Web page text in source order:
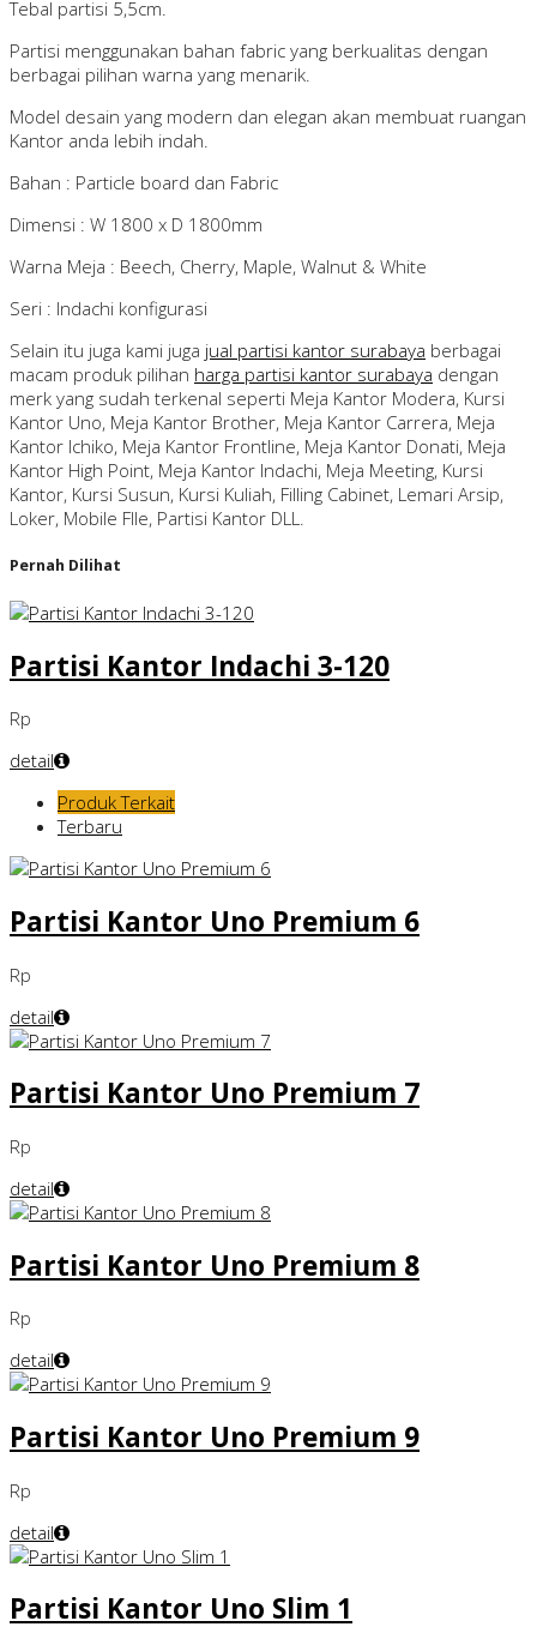
Tebal partisi 5,5cm.
Partisi menggunakan bahan fabric yang berkualitas dengan
berbagai pilihan warna yang menarik.
Model desain yang modern dan elegan akan membuat ruangan
Kantor anda lebih indah.
Bahan : Particle board dan Fabric
Dimensi : W 1800 x D 1800mm
Warna Meja : Beech, Cherry, Maple, Walnut & White
Seri : Indachi konfigurasi
Selain itu juga kami juga jual partisi kantor surabaya berbagai
macam produk pilihan harga partisi kantor surabaya dengan
merk yang sudah terkenal seperti Meja Kantor Modera, Kursi
Kantor Uno, Meja Kantor Brother, Meja Kantor Carrera, Meja
Kantor Ichiko, Meja Kantor Frontline, Meja Kantor Donati, Meja
Kantor High Point, Meja Kantor Indachi, Meja Meeting, Kursi
Kantor, Kursi Susun, Kursi Kuliah, Filling Cabinet, Lemari Arsip,
Loker, Mobile FIle, Partisi Kantor DLL.
Pernah Dilihat
Partisi Kantor Indachi 3-120
Rp
detail
Produk Terkait
Terbaru
Partisi Kantor Uno Premium 6
Rp
detail
Partisi Kantor Uno Premium 7
Rp
detail
Partisi Kantor Uno Premium 8
Rp
detail
Partisi Kantor Uno Premium 9
Rp
detail
Partisi Kantor Uno Slim 1